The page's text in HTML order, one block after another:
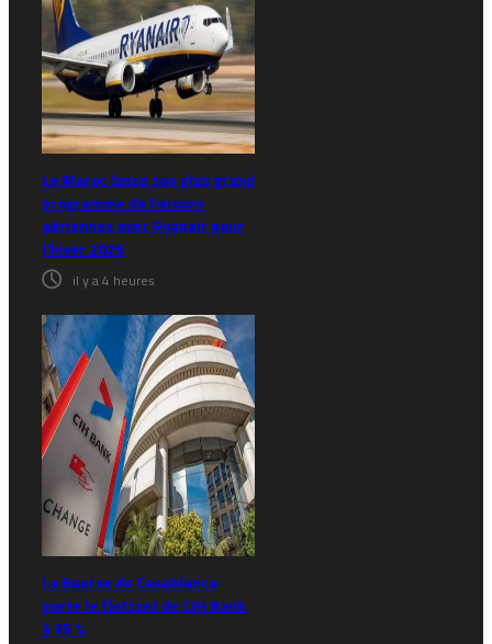
Le Maroc lance son plus grand
programme de liaisons
aériennes avec Ryanair pour
l’hiver 2026
il y a 4 heures
La Bourse de Casablanca
porte le flottant de CIH Bank
à 35 %